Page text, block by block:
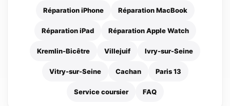
Réparation iPhone Réparation MacBook
Réparation iPad Réparation Apple Watch
Kremlin-Bicêtre Villejuif Ivry-sur-Seine
Vitry-sur-Seine Cachan Paris 13
Service coursier FAQ